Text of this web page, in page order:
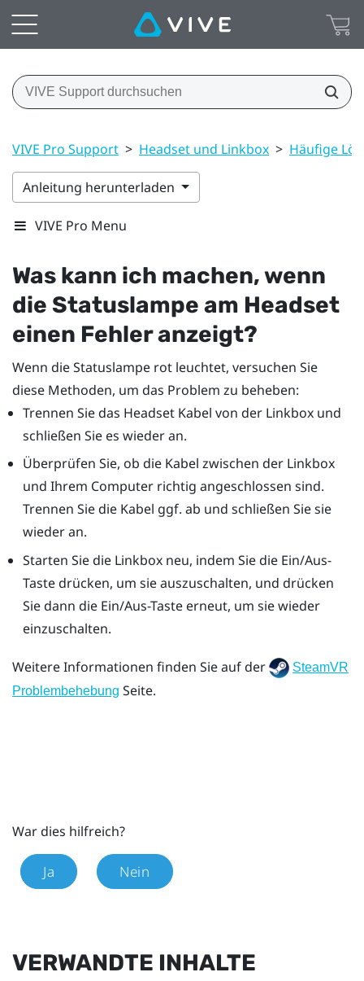
VIVE Pro Support > Headset und Linkbox > Häufige
Anleitung herunterladen
VIVE Pro Menu
Was kann ich machen, wenn
die Statuslampe am Headset
einen Fehler anzeigt?
Wenn die Statuslampe rot leuchtet, versuchen Sie
diese Methoden, um das Problem zu beheben:
Trennen Sie das Headset Kabel von der Linkbox und
schließen Sie es wieder an.
Überprüfen Sie, ob die Kabel zwischen der Linkbox
und Ihrem Computer richtig angeschlossen sind.
Trennen Sie die Kabel ggf. ab und schließen Sie sie
wieder an.
Starten Sie die Linkbox neu, indem Sie die Ein/Aus-
Taste drücken, um sie auszuschalten, und drücken
Sie dann die Ein/Aus-Taste erneut, um sie wieder
einzuschalten.
Weitere Informationen finden Sie auf der
SteamVR
Problembehebung Seite.
War dies hilfreich?
Ja Nein
VERWANDTE INHALTE